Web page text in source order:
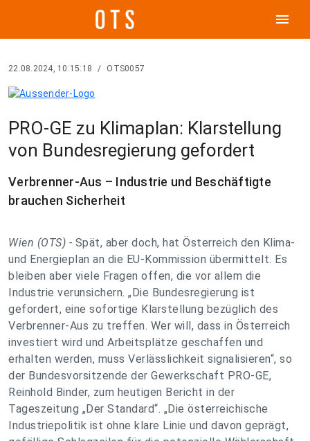
menu
22.08.2024, 10:15:18 / OTS0057
PRO-GE zu Klimaplan: Klarstellung
von Bundesregierung gefordert
Verbrenner-Aus – Industrie und Beschäftigte
brauchen Sicherheit
Wien (OTS) - Spät, aber doch, hat Österreich den Klima-
und Energieplan an die EU-Kommission übermittelt. Es
bleiben aber viele Fragen offen, die vor allem die
Industrie verunsichern. „Die Bundesregierung ist
gefordert, eine sofortige Klarstellung bezüglich des
Verbrenner-Aus zu treffen. Wer will, dass in Österreich
investiert wird und Arbeitsplätze geschaffen und
erhalten werden, muss Verlässlichkeit signalisieren“, so
der Bundesvorsitzende der Gewerkschaft PRO-GE,
Reinhold Binder, zum heutigen Bericht in der
Tageszeitung „Der Standard“. „Die österreichische
Industriepolitik ist ohne klare Linie und davon geprägt,